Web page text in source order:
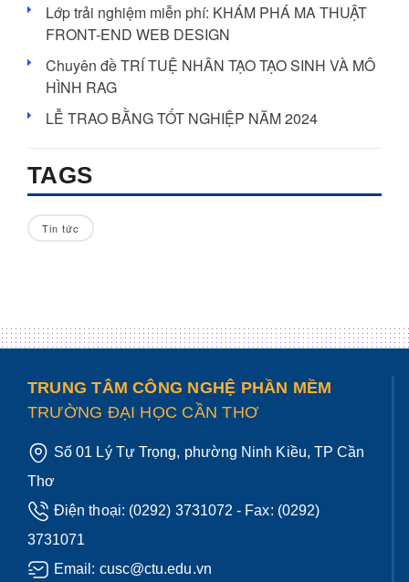
Lớp trải nghiệm ​miễn phí: KHÁM PHÁ MA THUẬT
FRONT-END WEB DESIGN
Chuyên đề TRÍ TUỆ NHÂN TẠO TẠO SINH VÀ MÔ
HÌNH RAG
LỄ TRAO BẰNG TỐT NGHIỆP NĂM 2024
TAGS
Tin tức
TRUNG TÂM CÔNG NGHỆ PHẦN MỀM
TRƯỜNG ĐẠI HỌC CẦN THƠ
Số 01 Lý Tự Trọng, phường Ninh Kiều, TP Cần
Thơ
Điện thoại: (0292) 3731072 - Fax: (0292)
3731071
Email: cusc@ctu.edu.vn